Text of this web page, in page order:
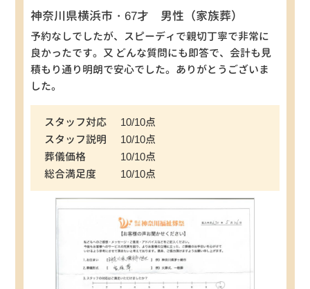
神奈川県横浜市・67才 男性（家族葬）
予約なしでしたが、スピーディで親切丁寧で非常に
良かったです。又 どんな質問にも即答で、会計も見
積もり通り明朗で安心でした。ありがとうございま
した。
スタッフ対応
10/10点
スタッフ説明
10/10点
葬儀価格
10/10点
総合満足度
10/10点